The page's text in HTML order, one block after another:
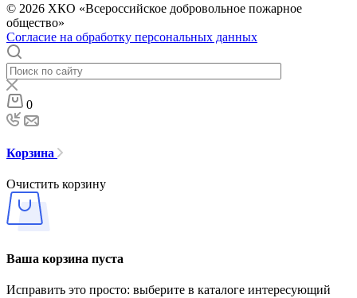
© 2026 ХКО «Всероссийское добровольное пожарное
общество»
Согласие на обработку персональных данных
0
Корзина
Очистить корзину
Ваша корзина пуста
Исправить это просто: выберите в каталоге интересующий